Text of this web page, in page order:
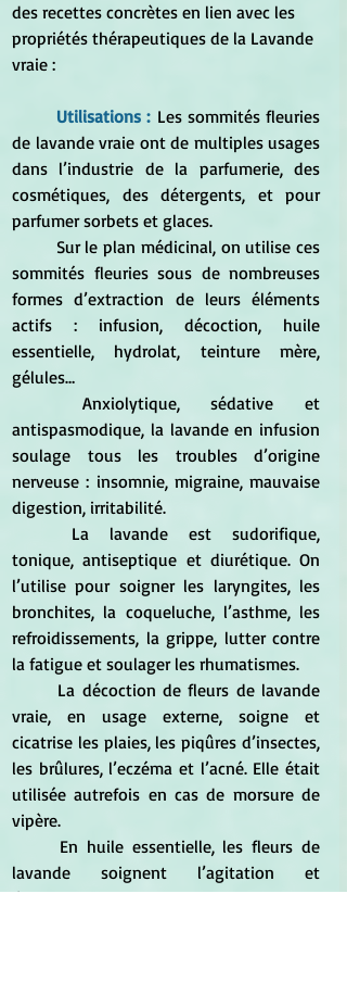
des recettes concrètes en lien avec les
propriétés thérapeutiques de la Lavande
vraie :
	Utilisations :
Les sommités fleuries
de lavande vraie ont de multiples usages
dans l’industrie de la parfumerie, des
cosmétiques, des détergents, et pour
parfumer sorbets et glaces.
sommités fleuries sous de nombreuses
formes d’extraction de leurs éléments
actifs : infusion, décoction, huile
essentielle, hydrolat, teinture mère,
gélules…
antispasmodique, la lavande en infusion
soulage tous les troubles d’origine
nerveuse : insomnie, migraine, mauvaise
digestion, irritabilité.
tonique, antiseptique et diurétique. On
l’utilise pour soigner les laryngites, les
bronchites, la coqueluche, l’asthme, les
refroidissements, la grippe, lutter contre
la fatigue et soulager les rhumatismes.
vraie, en usage externe, soigne et
cicatrise les plaies, les piqûres d’insectes,
les brûlures, l’eczéma et l’acné. Elle était
utilisée autrefois en cas de morsure de
vipère.
lavande soignent l’agitation et
l’insomnie, ainsi que les troubles